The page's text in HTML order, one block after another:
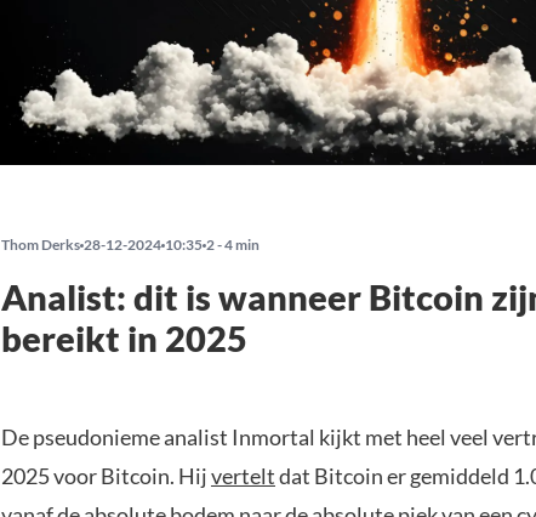
Thom Derks 28-12-2024 10:35 2 - 4 min
Analist: dit is wanneer Bitcoin
bereikt in 2025
De pseudonieme analist Inmortal kijkt met heel veel
2025 voor Bitcoin. Hijverteltdat Bitcoin er gemiddeld